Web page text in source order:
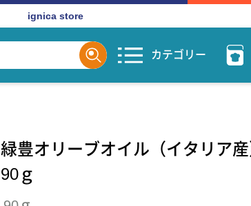
ignica store
カテゴリー
緑豊オリーブオイル（イタリア
90ｇ